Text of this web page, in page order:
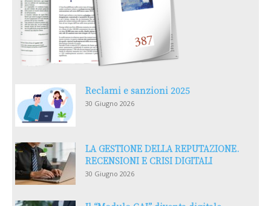
Reclami e sanzioni 2025
30 Giugno 2026
LA GESTIONE DELLA REPUTAZIONE.
RECENSIONI E CRISI DIGITALI
30 Giugno 2026